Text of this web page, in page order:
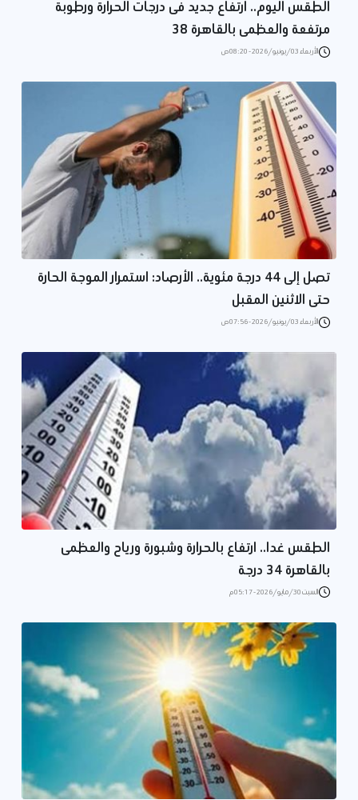
الطقس اليوم.. ارتفاع جديد فى درجات الحرارة ورطوبة
مرتفعة والعظمى بالقاهرة 38
الأربعاء 03/يونيو/2026 - 08:20 ص
تصل إلى 44 درجة مئوية.. الأرصاد: استمرار الموجة الحارة
حتى الاثنين المقبل
الأربعاء 03/يونيو/2026 - 07:56 ص
الطقس غدا.. ارتفاع بالحرارة وشبورة ورياح والعظمى
بالقاهرة 34 درجة
السبت 30/مايو/2026 - 05:17 م